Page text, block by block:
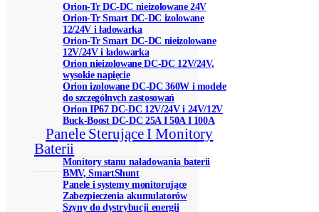
Orion-Tr DC-DC nieizolowane 24V
Orion-Tr Smart DC-DC izolowane
12/24V i ładowarka
Orion-Tr Smart DC-DC nieizolowane
12V/24V i ładowarka
Orion nieizolowane DC-DC 12V/24V,
wysokie napięcie
Orion izolowane DC-DC 360W i modele
do szczególnych zastosowań
Orion IP67 DC-DC 12V/24V i 24V/12V
Buck-Boost DC-DC 25A I 50A I 100A
Panele Sterujące I Monitory
Baterii
Monitory stanu naładowania baterii
BMV, SmartShunt
Panele i systemy monitorujące
Zabezpieczenia akumulatorów
Szyny do dystrybucji energii